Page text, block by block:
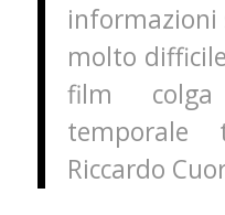
informazioni
molto
film
temporale
Riccardo